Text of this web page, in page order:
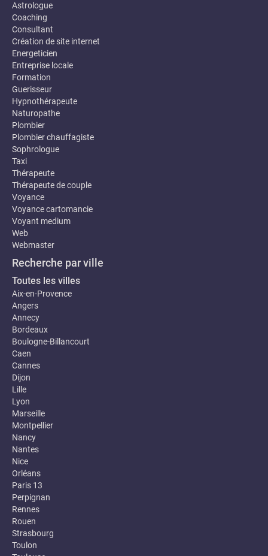
Astrologue
Coaching
Consultant
Création de site internet
Energeticien
Entreprise locale
Formation
Guerisseur
Hypnothérapeute
Naturopathe
Plombier
Plombier chauffagiste
Sophrologue
Taxi
Thérapeute
Thérapeute de couple
Voyance
Voyance cartomancie
Voyant medium
Web
Webmaster
Recherche par ville
Toutes les villes
Aix-en-Provence
Angers
Annecy
Bordeaux
Boulogne-Billancourt
Caen
Cannes
Dijon
Lille
Lyon
Marseille
Montpellier
Nancy
Nantes
Nice
Orléans
Paris 13
Perpignan
Rennes
Rouen
Strasbourg
Toulon